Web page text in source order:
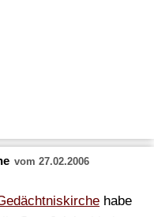
vom 27.02.2006
habe